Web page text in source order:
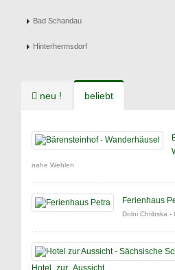
Bad Schandau
Hinterhermsdorf
neu ! beliebt
nahe Wehlen
Ferienhaus
Dolni Chribska -